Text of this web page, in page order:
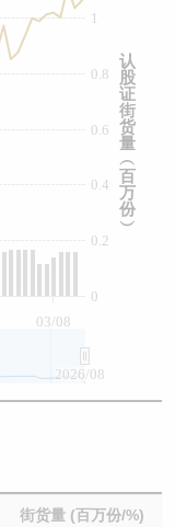
03/08
0
0.2
0.4
0.6
0.8
1
2026/08
认
股
证
街
货
量
︵
百
万
份
︶
街货量 (百万份/%)